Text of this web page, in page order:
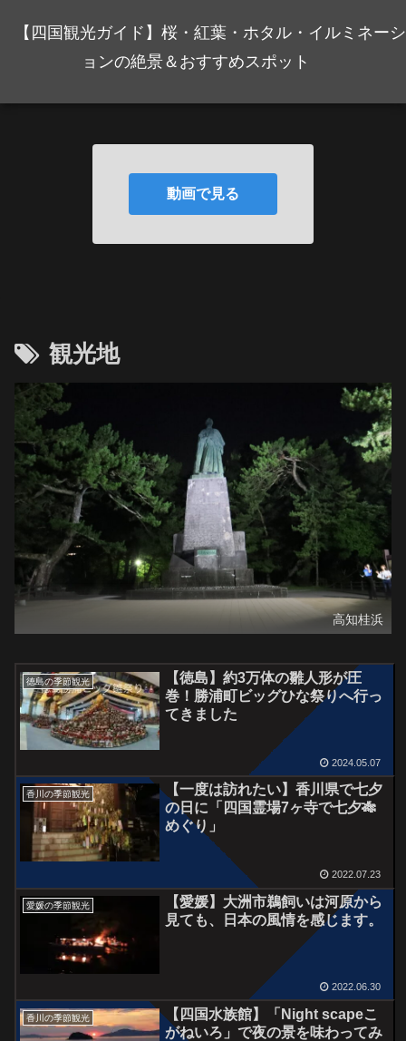
【四国観光ガイド】桜・紅葉・ホタル・イルミネーシ
ョンの絶景＆おすすめスポット
動画で見る
観光地
高知桂浜
徳島の季節観光
【徳島】約3万体の雛人形が圧
巻！勝浦町ビッグひな祭りへ行っ
てきました
2024.05.07
香川の季節観光
【一度は訪れたい】香川県で七夕
の日に「四国霊場7ヶ寺で七夕🎋
めぐり」
2022.07.23
愛媛の季節観光
【愛媛】大洲市鵜飼いは河原から
見ても、日本の風情を感じます。
2022.06.30
香川の季節観光
【四国水族館】「Night scapeこ
がねいろ」で夜の景を味わってみ